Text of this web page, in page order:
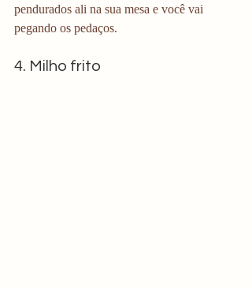
pendurados ali na sua mesa e você vai
pegando os pedaços.
4. Milho frito